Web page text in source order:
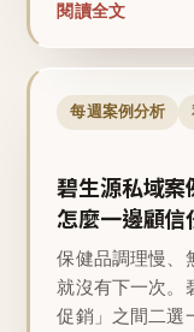
閱讀全文
每週案例分析
碧生源私域案
怎麼一邊顧信
保健品調理慢、
就沒有下一次。
促銷」之間二選